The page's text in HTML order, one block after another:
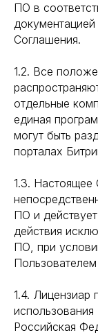
ПО в
Соглашения.
1.2. Все
отдельные
единая
могут быть
порталах
1.3. Настоящее
ПО и
действия
ПО, при
1.4. Лицензиар
Российская